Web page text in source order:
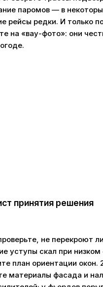
паромов — в
рейсы редки. И только
на «вау-фото»: они
принятия решения
не перекроют
уступы скал при низком
план ориентации окон.
материалы фасада и